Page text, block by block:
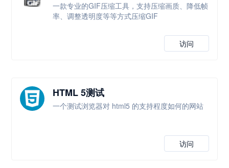
一款专业的GIF压缩工具，支持压缩画质、降低帧
率、调整透明度等等方式压缩GIF
访问
HTML 5测试
一个测试浏览器对 html5 的支持程度如何的网站
访问